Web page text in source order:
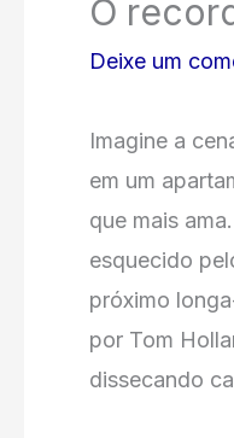
O
Deixe um
Imagine a
em um
que mais
esquecido
próximo
por Tom
dissecando